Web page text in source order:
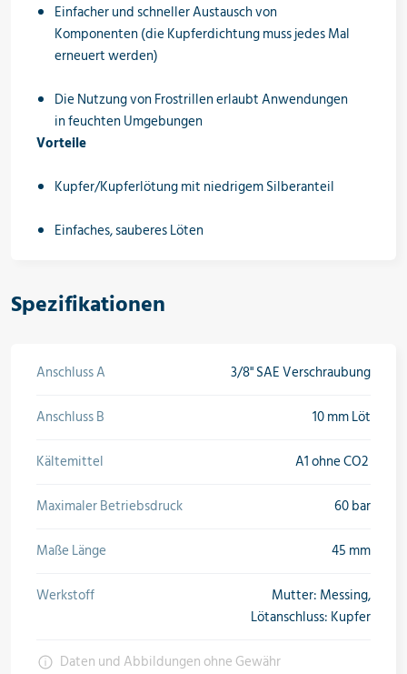
Wärmepumpen
Angebote
Einfacher und schneller Austausch von
Komponenten (die Kupferdichtung muss jedes Mal
erneuert werden)
Die Nutzung von Frostrillen erlaubt Anwendungen
in feuchten Umgebungen
Vorteile
Kupfer/Kupferlötung mit niedrigem Silberanteil
Einfaches, sauberes Löten
Spezifikationen
Anschluss A
3/8" SAE Verschraubung
Anschluss B
10 mm Löt
Kältemittel
A1 ohne CO2
Maximaler Betriebsdruck
60 bar
Maße Länge
45 mm
Werkstoff
Mutter: Messing,
Lötanschluss: Kupfer
Daten und Abbildungen ohne Gewähr